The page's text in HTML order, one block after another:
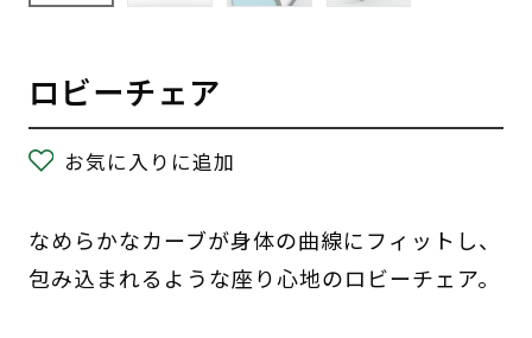
ロビーチェア
お気に入りに追加
なめらかなカーブが身体の曲線にフィットし、
包み込まれるような座り心地のロビーチェア。